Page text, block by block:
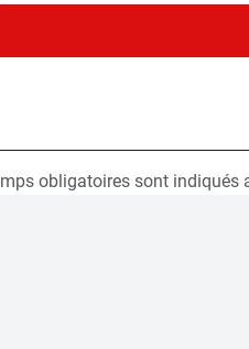
obligatoires sont indiqués